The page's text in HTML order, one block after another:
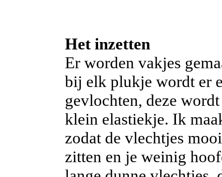
Het inzetten
Er worden vakjes
bij elk plukje wordt er
gevlochten, deze
klein elastiekje. Ik
zodat de vlechtjes
zitten en je weinig